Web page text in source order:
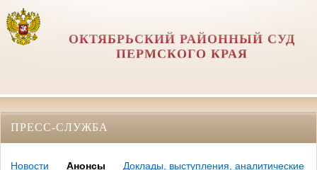
ОКТЯБРЬСКИЙ РАЙОННЫЙ СУД
ПЕРМСКОГО КРАЯ
ПРЕСС-СЛУЖБА
Новости Анонсы
Доклады, выступления, аналитические